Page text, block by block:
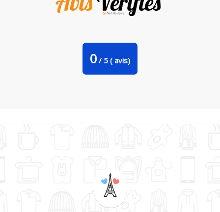
0 / 5 ( avis)